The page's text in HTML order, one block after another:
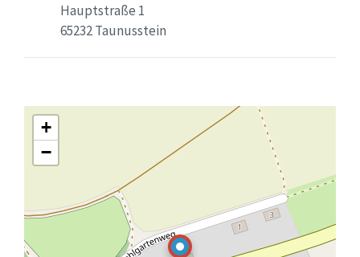
Hauptstraße 1
65232 Taunusstein
+
−